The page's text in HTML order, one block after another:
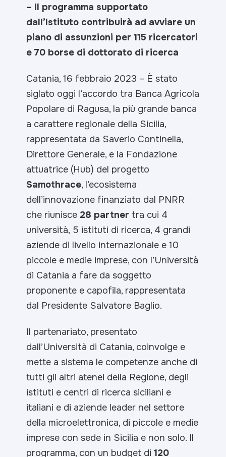
– Il programma supportato
dall’Istituto contribuirà ad avviare un
piano di assunzioni per 115 ricercatori
e 70 borse di dottorato di ricerca
Catania, 16 febbraio 2023 – È stato
siglato oggi l’accordo tra Banca Agricola
Popolare di Ragusa, la più grande banca
a carattere regionale della Sicilia,
rappresentata da Saverio Continella,
Direttore Generale, e la Fondazione
attuatrice (Hub) del progetto
Samothrace, l’ecosistema
dell’innovazione finanziato dal PNRR
che riunisce 28 partner tra cui 4
università, 5 istituti di ricerca, 4 grandi
aziende di livello internazionale e 10
piccole e medie imprese, con l’Università
di Catania a fare da soggetto
proponente e capofila, rappresentata
dal Presidente Salvatore Baglio.
Il partenariato, presentato
dall’Università di Catania, coinvolge e
mette a sistema le competenze anche di
tutti gli altri atenei della Regione, degli
istituti e centri di ricerca siciliani e
italiani e di aziende leader nel settore
della microelettronica, di piccole e medie
imprese con sede in Sicilia e non solo. Il
programma, con un budget di120